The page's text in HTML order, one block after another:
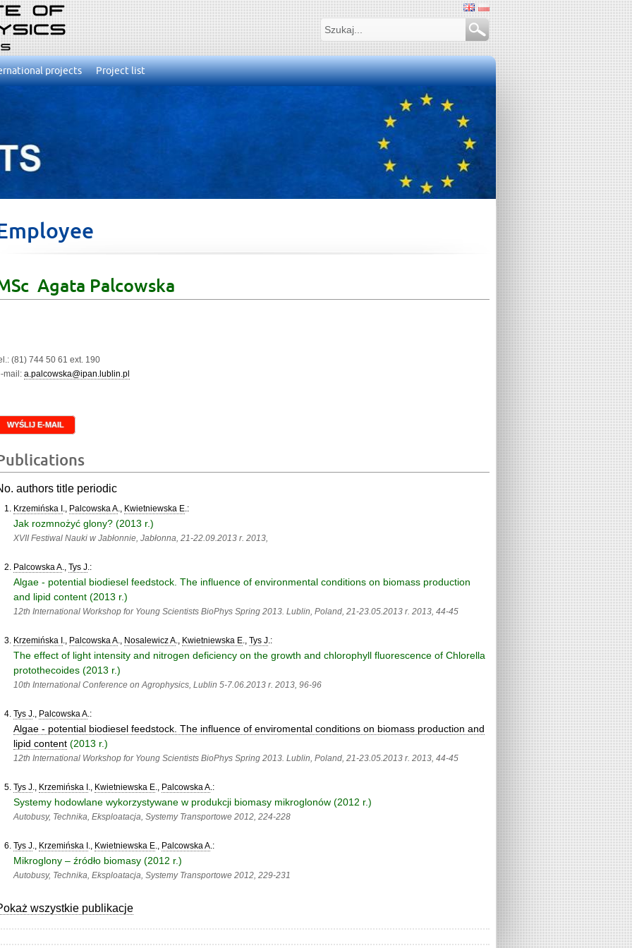
projects Project list
Agata Palcowska
(81) 744 50 61 ext. 190
mail: a.palcowska@ipan.lublin.pl
WYŚLIJ E-MAIL
authors title periodic
Krzemińska I ., Palcowska A., Kwietniewska E.:
Jak rozmnożyć glony? (2013 r.)
XVII Festiwal Nauki w Jabłonnie, Jabłonna, 21-22.09.2013 r. 2013,
Palcowska A., Tys J.:
Algae - potential biodiesel feedstock. The influence of environmental conditions on biomass production
and lipid content (2013 r.)
12th International Workshop for Young Scientists BioPhys Spring 2013. Lublin, Poland, 21-23.05.2013 r. 2013, 44-45
Krzemińska I ., Palcowska A., Nosalewicz A., Kwietniewska E., Tys J.:
The effect of light intensity and nitrogen deficiency on the growth and chlorophyll fluorescence of Chlorella
protothecoides (2013 r.)
10th International Conference on Agrophysics, Lublin 5-7.06.2013 r. 2013, 96-96
Tys J., Palcowska A.:
Algae - potential biodiesel feedstock. The influence of enviromental conditions on biomass production and
lipid content (2013 r.)
12th International Workshop for Young Scientists BioPhys Spring 2013. Lublin, Poland, 21-23.05.2013 r. 2013, 44-45
Tys J., Krzemińska I ., Kwietniewska E., Palcowska A.:
Systemy hodowlane wykorzystywane w produkcji biomasy mikroglonów (2012 r.)
Autobusy, Technika, Eksploatacja, Systemy Transportowe 2012, 224-228
Tys J., Krzemińska I ., Kwietniewska E., Palcowska A.:
Mikroglony – źródło biomasy (2012 r.)
Autobusy, Technika, Eksploatacja, Systemy Transportowe 2012, 229-231
wszystkie publikacje